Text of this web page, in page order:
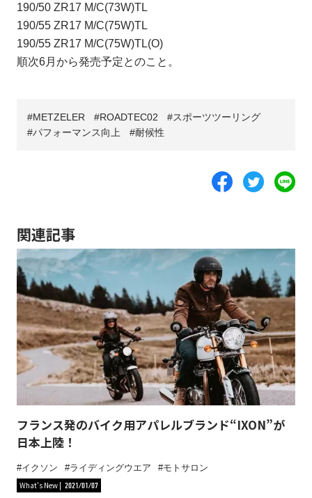
190/50 ZR17 M/C(73W)TL
190/55 ZR17 M/C(75W)TL
190/55 ZR17 M/C(75W)TL(O)
順次6月から発売予定とのこと。
METZELER ROADTEC02
スポーツツーリング
パフォーマンス向上
耐候性
関連記事
フランス発のバイク用アパレルブランド“IXON”が
日本上陸！
イクソン ライディングウエア
モトサロン
What's New
2021/01/07